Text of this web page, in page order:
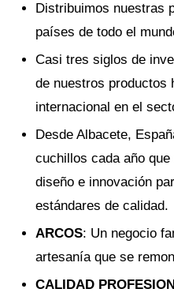
Distribuimos nuestras
países de todo el
Casi tres siglos de
de nuestros productos
internacional en el
Desde Albacete,
cuchillos cada año
diseño e innovación
estándares de calidad.
ARCOS: Un negocio
artesanía que se
CALIDAD